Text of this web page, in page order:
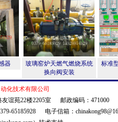
器
玻璃窑炉天燃气燃烧系统
换向阀安装
标准
化技术有限公司
友谊苑22楼2205室 邮政编码：471000
65185928 电子信箱：